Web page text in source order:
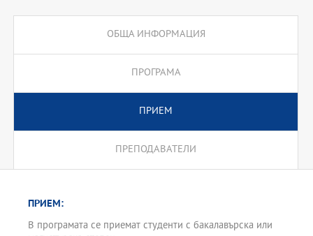
ОБЩА ИНФОРМАЦИЯ
ПРОГРАМА
ПРИЕМ
ПРЕПОДАВАТЕЛИ
ПРИЕМ:
В програмата се приемат студенти с бакалавърска или